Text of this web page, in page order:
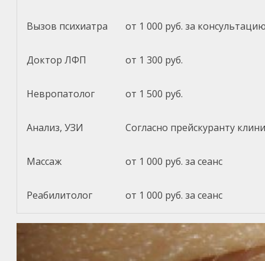
Вызов психиатра от 1 000 руб. за
Доктор ЛФП от 1 300 руб.
Невропатолог от 1 500 руб.
Анализ, УЗИ Согласно прейскуранту
Массаж от 1 000 руб. за сеанс
Реабилитолог от 1 000 руб. за сеанс